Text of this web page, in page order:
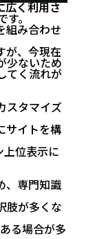
広く利用さ
す。
組み合わせ
が、今現在
少ないため
てく流れが
スタマイズ
サイトを構
上位表示に
、専門知識
肢が多くな
る場合が多